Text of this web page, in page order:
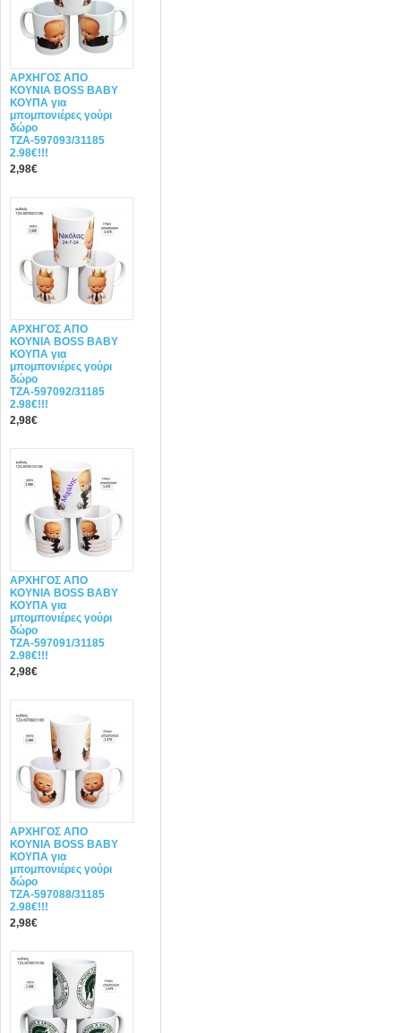
ΑΡΧΗΓΟΣ ΑΠΟ
ΚΟΥΝΙΑ BOSS BABY
ΚΟΥΠΑ για
μπομπονιέρες γούρι
δώρο
ΤΖΑ-597093/31185
2.98€!!!
2,98€
ΑΡΧΗΓΟΣ ΑΠΟ
ΚΟΥΝΙΑ BOSS BABY
ΚΟΥΠΑ για
μπομπονιέρες γούρι
δώρο
ΤΖΑ-597092/31185
2.98€!!!
2,98€
ΑΡΧΗΓΟΣ ΑΠΟ
ΚΟΥΝΙΑ BOSS BABY
ΚΟΥΠΑ για
μπομπονιέρες γούρι
δώρο
ΤΖΑ-597091/31185
2.98€!!!
2,98€
ΑΡΧΗΓΟΣ ΑΠΟ
ΚΟΥΝΙΑ BOSS BABY
ΚΟΥΠΑ για
μπομπονιέρες γούρι
δώρο
ΤΖΑ-597088/31185
2.98€!!!
2,98€